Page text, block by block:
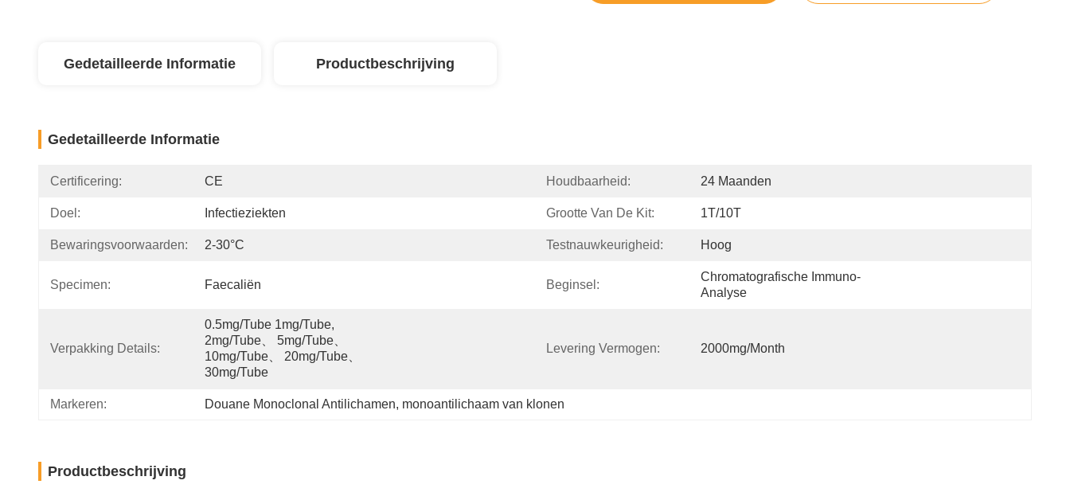
Gedetailleerde Informatie Productbeschrijving
Gedetailleerde Informatie
Certificering: CE Houdbaarheid: 24 Maanden
Doel: Infectieziekten Grootte Van De Kit: 1T/10T
Bewaringsvoorwaarden: 2-30°C Testnauwkeurigheid: Hoog
Specimen: Faecaliën Beginsel:
Chromatografische Immuno-
Analyse
Verpakking Details:
0.5mg/tube 1mg/tube,
2mg/tube、 5mg/tube、
10mg/tube、 20mg/tube、
30mg/tube
Levering Vermogen: 2000mg/month
Markeren: Douane Monoclonal Antilichamen, monoantilichaam van klonen
Productbeschrijving